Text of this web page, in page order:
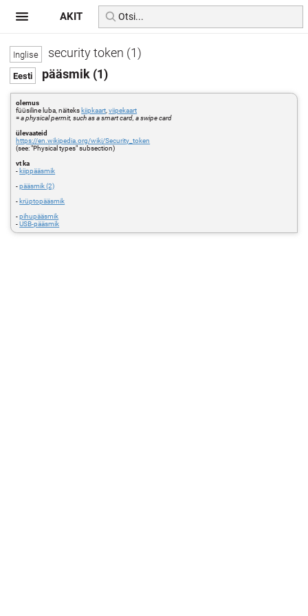
security token (1)
pääsmik (1)
olemus
füüsiline luba, näiteks kiipkaart ,viipekaart
=a physical permit, such as a smart card, a swipe card
ülevaateid
https://en.wikipedia.org/wiki/Security_token
(see: "Physical types" subsection)
vt ka
- kiippääsmik
-pääsmik (2)
- krüptopääsmik
-pihupääsmik
-USB-pääsmik
AKIT